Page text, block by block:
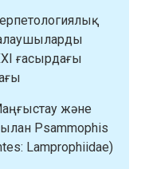
ғасырдағы
және
Psammophis
Lamprophiidae)